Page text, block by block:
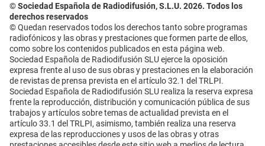
© Sociedad Española de Radiodifusión, S.L.U. 2026. Todos los
derechos reservados
© Quedan reservados todos los derechos tanto sobre programas
radiofónicos y las obras y prestaciones que formen parte de ellos,
como sobre los contenidos publicados en esta página web.
Sociedad Española de Radiodifusión SLU ejerce la oposición
expresa frente al uso de sus obras y prestaciones en la elaboración
de revistas de prensa prevista en el artículo 32.1 del TRLPI.
Sociedad Española de Radiodifusión SLU realiza la reserva expresa
frente la reproducción, distribución y comunicación pública de sus
trabajos y artículos sobre temas de actualidad prevista en el
artículo 33.1 del TRLPI, asimismo, también realiza una reserva
expresa de las reproducciones y usos de las obras y otras